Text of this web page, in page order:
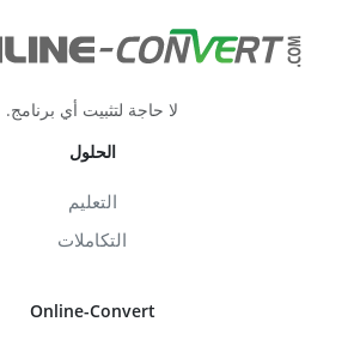
لا حاجة لتثبيت أي برنامج.
الحلول
التعليم
التكاملات
Online-Convert